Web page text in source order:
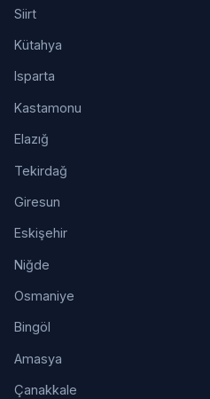
Siirt
Kütahya
Isparta
Kastamonu
Elazığ
Tekirdağ
Giresun
Eskişehir
Niğde
Osmaniye
Bingöl
Amasya
Çanakkale